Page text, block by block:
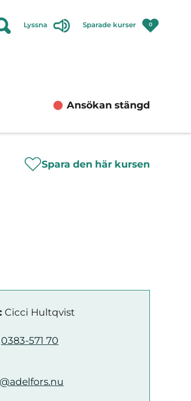
Lyssna Sparade kurser 0
Ansökan stängd
Spara den här kursen
Cicci Hultqvist
0383-571 70